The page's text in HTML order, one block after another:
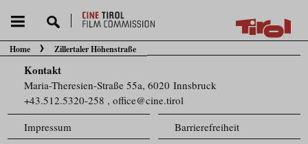
Sie befinden sich hier:
Home Zillertaler Höhenstraße
Kontakt
Maria-Theresien-Straße 55a, 6020 Innsbruck
+43.512.5320-258 ,office@cine.tirol
Impressum
Barrierefreiheit